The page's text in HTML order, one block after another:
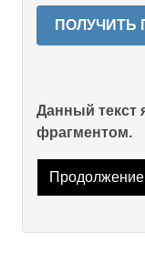
ПОЛУЧИТЬ
Данный текст
фрагментом.